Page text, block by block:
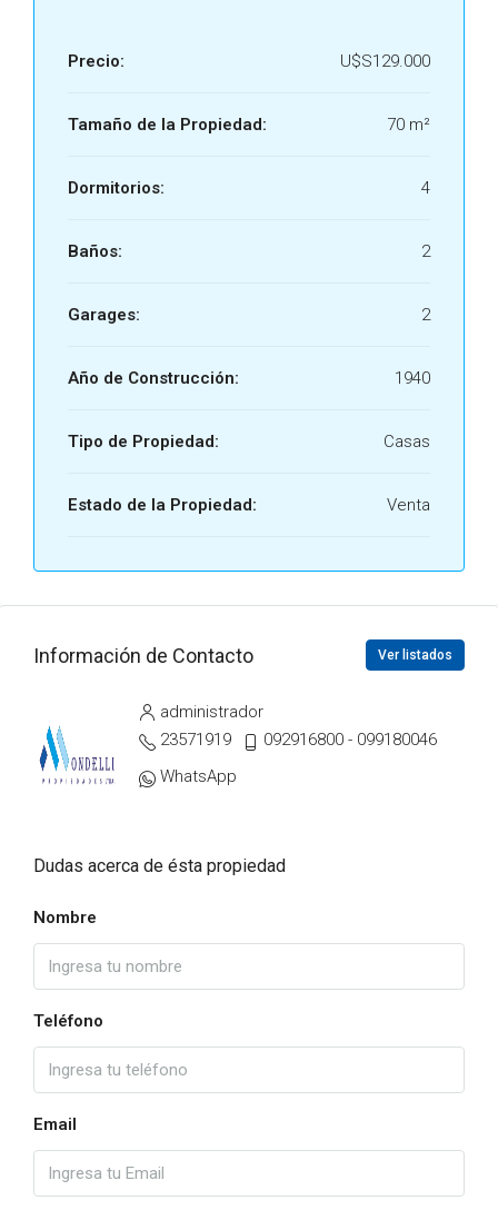
Precio: U$S129.000
Tamaño de la Propiedad: 70 m²
Dormitorios: 4
Baños: 2
Garages: 2
Año de Construcción: 1940
Tipo de Propiedad: Casas
Estado de la Propiedad: Venta
Información de Contacto Ver listados
administrador
23571919
092916800 - 099180046
WhatsApp
Dudas acerca de ésta propiedad
Nombre
Teléfono
Email